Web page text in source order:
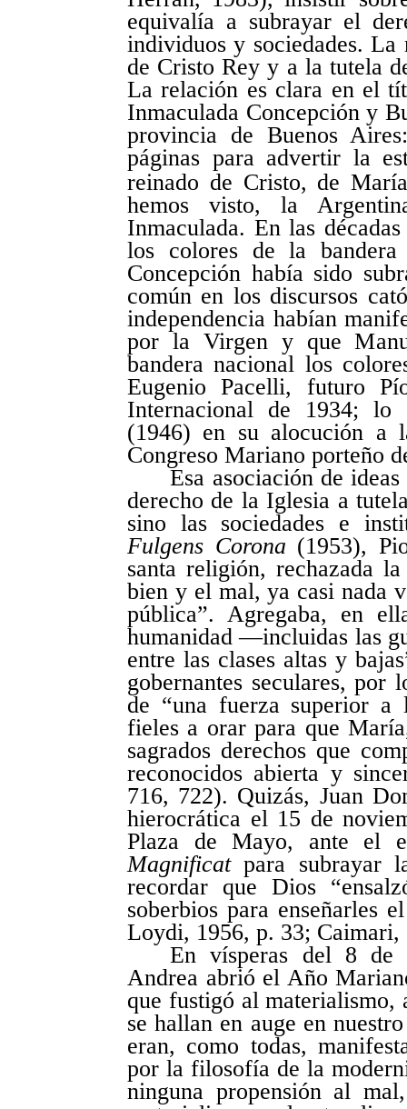
equivalía a subrayar el
individuos y sociedades.
de Cristo Rey y a la tutela
La relación es clara en el
Inmaculada Concepción y
provincia de Buenos
páginas para advertir la
reinado de Cristo, de
hemos visto, la
Inmaculada. En las
los colores de la
Concepción había sido
común en los discursos
independencia habían
por la Virgen y que
bandera nacional los
Eugenio Pacelli, futuro
Internacional de 1934; lo
(1946) en su alocución a
Congreso Mariano porteño
Esa asociación de
derecho de la Iglesia a
sino las sociedades e
Fulgens Corona (1953),
santa religión, rechazada
bien y el mal, ya casi nada
pública”. Agregaba, en
humanidad —incluidas las
entre las clases altas y
gobernantes seculares,
de “una fuerza superior a
fieles a orar para que
sagrados derechos que
reconocidos abierta y
716, 722). Quizás, Juan
hierocrática el 15 de
Plaza de Mayo, ante el
Magnificatpara subrayar
recordar que Dios
soberbios para enseñarles
Loydi, 1956, p. 33; Caimari,
En vísperas del 8 de
Andrea abrió el Año
que fustigó al materialismo,
se hallan en auge en
eran, como todas,
por la filosofía de la
ninguna propensión al